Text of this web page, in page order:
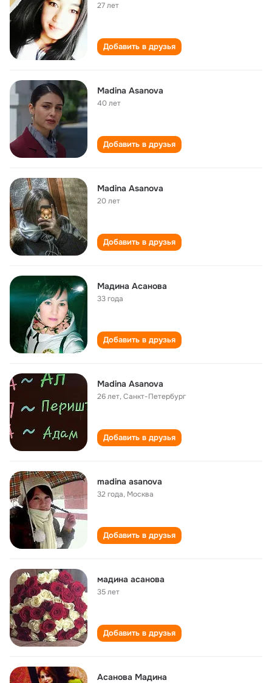
27 лет
Добавить в друзья
Madina Asanova
40 лет
Добавить в друзья
Madina Asanova
20 лет
Добавить в друзья
Мадина Асанова
33 года
Добавить в друзья
Madina Asanova
26 лет,Санкт-Петербург
Добавить в друзья
madina asanova
32 года, Москва
Добавить в друзья
мадина асанова
35 лет
Добавить в друзья
Асанова Мадина